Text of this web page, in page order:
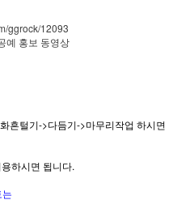
ggrock/12093
예 홍보 동영상
흔털기->다듬기->마무리작업 하시면
하시면 됩니다.